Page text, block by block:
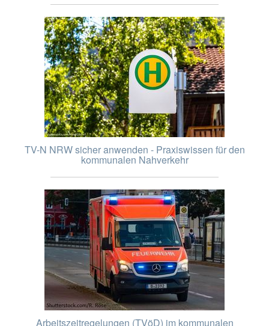
TV-N NRW sicher anwenden - Praxiswissen für den
kommunalen Nahverkehr
Arbeitszeitregelungen (TVöD) im kommunalen